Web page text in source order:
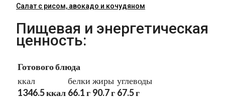
Салат с рисом, авокадо и кочудяном
Пищевая и энергетическая
ценность:
Готового блюда
ккал
1346.5 ккал
белки
66.1 г
жиры
90.7 г
углеводы
67.5 г